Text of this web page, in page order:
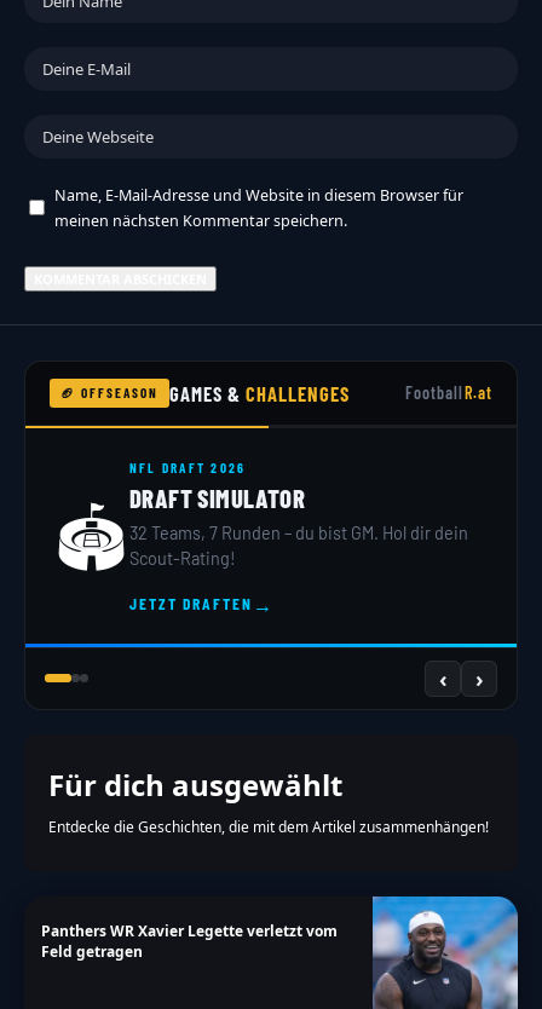
Name, E-Mail-Adresse und Website in diesem Browser für
meinen nächsten Kommentar speichern.
🏈 OFFSEASON GAMES &CHALLENGES FootballR.at
🏟️
NFL DRAFT 2026
DRAFT SIMULATOR
32 Teams, 7 Runden – du bist GM. Hol dir dein
Scout-Rating!
JETZT DRAFTEN →
‹ ›
Für dich ausgewählt
Entdecke die Geschichten, die mit dem Artikel zusammenhängen!
Panthers WR Xavier Legette verletzt vom
Feld getragen